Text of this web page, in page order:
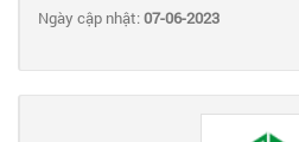
Ngày cập nhật:07-06-2023